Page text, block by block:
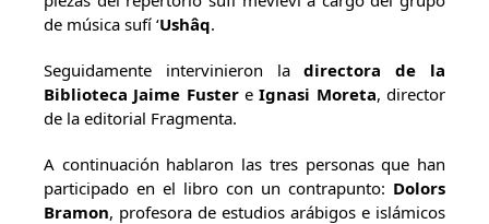
de música sufí ‘Ushâq.
Seguidamente intervinieron ladirectora de la
Biblioteca Jaime FustereIgnasi Moreta, director
de la editorial Fragmenta.
A continuación hablaron las tres personas que han
participado en el libro con un contrapunto: Dolors
Bramon, profesora de estudios arábigos e islámicos